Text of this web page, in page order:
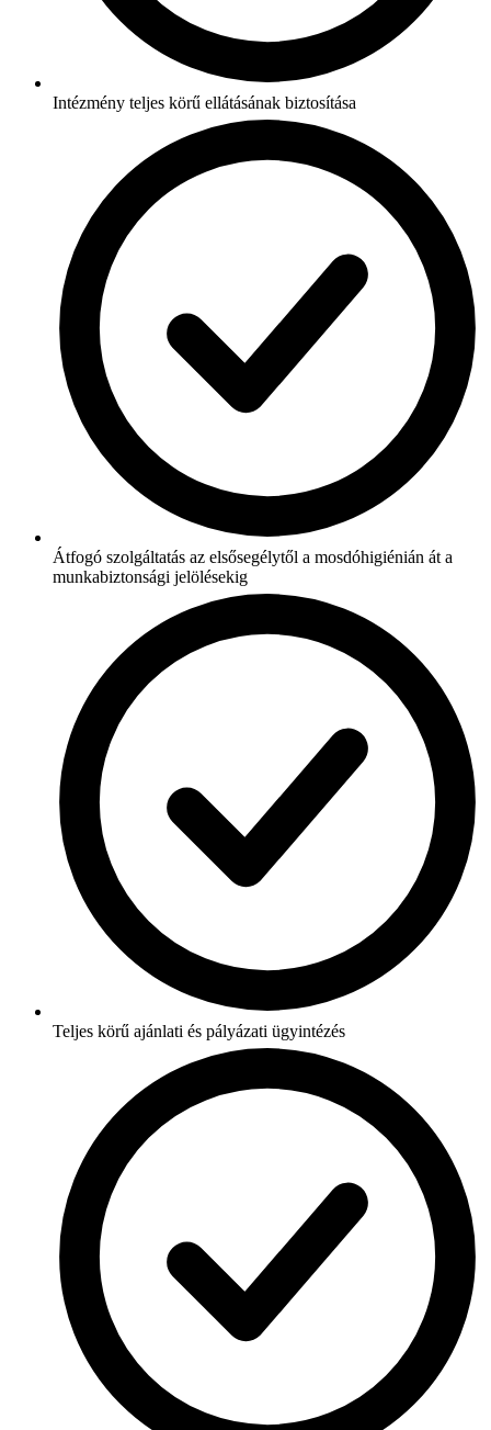
Intézmény teljes körű ellátásának biztosítása
Átfogó szolgáltatás az elsősegélytől a mosdóhigiénián át a
munkabiztonsági jelölésekig
Teljes körű ajánlati és pályázati ügyintézés